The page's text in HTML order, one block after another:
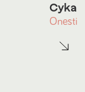
Cyka
Onesti